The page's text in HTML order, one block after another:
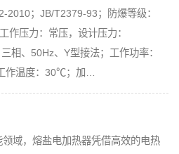
2010；JB/T2379-93；防爆等级：
压力：常压，设计压力：
相、50Hz、Y型接法；工作功率：
作温度：30℃；加…
域，熔盐电加热器凭借高效的电热